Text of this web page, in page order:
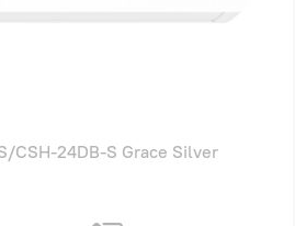
CSH-24DB-S Grace Silver